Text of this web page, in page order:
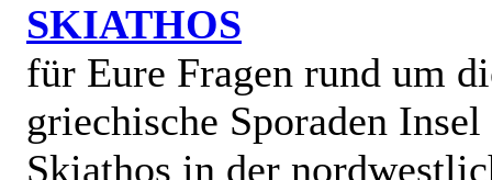
SKIATHOS
für Eure Fragen rund um
griechische Sporaden Insel
Skiathos in der